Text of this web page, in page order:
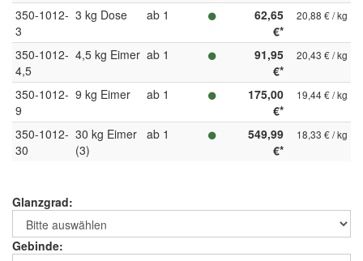
350-1012-
3
3 kg Dose ab 1
62,65
€*
20,88 € / kg
350-1012-
4,5
4,5 kg Eimer ab 1
91,95
€*
20,43 € / kg
350-1012-
9
9 kg Eimer ab 1
175,00
€*
19,44 € / kg
350-1012-
30
30 kg Eimer
(3)
ab 1
549,99
€*
18,33 € / kg
Glanzgrad:
Gebinde: